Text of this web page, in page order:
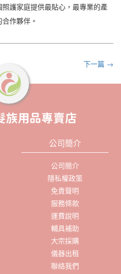
護家庭提供最貼心，最專業的產
作夥伴。
下一篇 →
公司簡介
公司簡介
隱私權政策
免責聲明
服務條款
運費說明
輔具補助
大宗採購
儀器出租
聯絡我們